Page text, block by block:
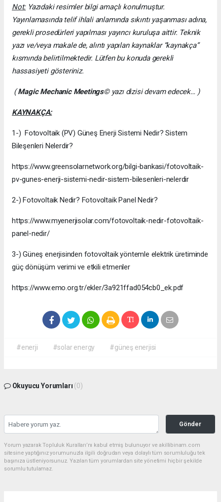
Not:Yazıdaki resimler bilgi amaçlı konulmuştur.
Yayınlamasında telif ihlali anlamında sıkıntı yaşanması adına,
gerekli prosedürleri yapılması yayıncı kuruluşa aittir. Teknik
yazı ve/veya makale de, alıntı yapılan kaynaklar “kaynakça”
kısmında belirtilmektedir. Lütfen bu konuda gerekli
hassasiyeti gösteriniz.
(Magic Mechanic Meetings© yazı dizisi devam edecek… )
KAYNAKÇA:
1-) Fotovoltaik (PV) Güneş Enerji Sistemi Nedir? Sistem
Bileşenleri Nelerdir?
https://www.greensolarnetwork.org/bilgi-bankasi/fotovoltaik-
pv-gunes-enerji-sistemi-nedir-sistem-bilesenleri-nelerdir
2-) Fotovoltaik Nedir? Fotovoltaik Panel Nedir?
https://www.myenerjisolar.com/fotovoltaik-nedir-fotovoltaik-
panel-nedir/
3-) Güneş enerjisinden fotovoltaik yöntemle elektrik üretiminde
güç dönüşüm verimi ve etkili etmenler
https://www.emo.org.tr/ekler/3a921ffad054cb0_ek.pdf
#enerji #solar energy #güneş enerjisi
Okuyucu Yorumları (0)
Gönder
Yorum yazarak Topluluk Kuralları’nı kabul etmiş bulunuyor ve akillibinam.com
sitesine yaptığınız yorumunuzla ilgili doğrudan veya dolaylı tüm sorumluluğu tek
başınıza üstleniyorsunuz. Yazılan tüm yorumlardan site yönetimi hiçbir şekilde
sorumlu tutulamaz.